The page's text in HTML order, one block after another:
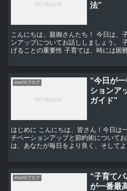
法”
こんにちは、親御さんたち！ 今日は、
ンアップについてお話ししましょう。
げることの重要性 子育ては、時には困
mochiブログ
“今日が
ションア
ガイド”
はじめに こんにちは、皆さん！今日は
チベーションアップと節約術について
は、あなたが毎日をより良く、そして
mochiブログ
“子育て
が一番最